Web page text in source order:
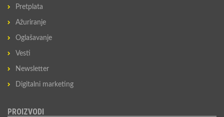
Pretplata
Ažuriranje
Oglašavanje
Vesti
Newsletter
Digitalni marketing
PROIZVODI